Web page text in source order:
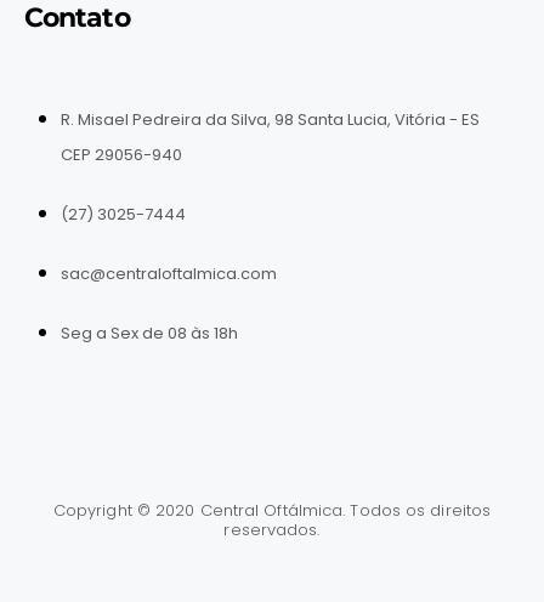
Contato
R. Misael Pedreira da Silva, 98 Santa Lucia, Vitória - ES
CEP 29056-940
(27) 3025-7444
sac@centraloftalmica.com
Seg a Sex de 08 às 18h
Copyright © 2020 Central Oftálmica. Todos os direitos
reservados.